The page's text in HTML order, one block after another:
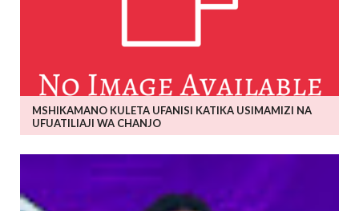
MSHIKAMANO KULETA UFANISI KATIKA USIMAMIZI NA
UFUATILIAJI WA CHANJO